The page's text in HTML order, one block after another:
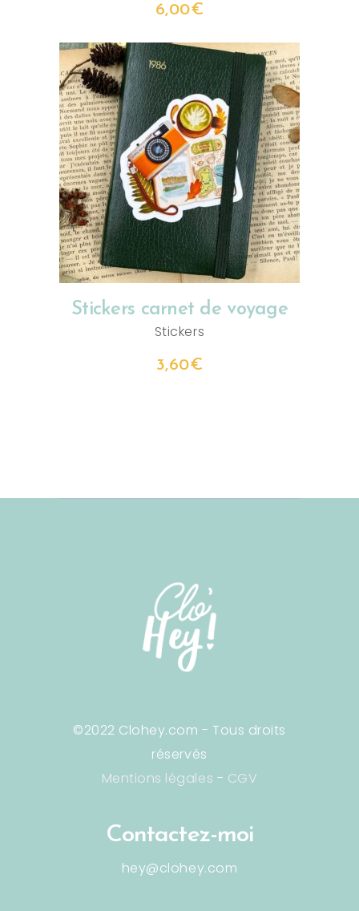
6,00€
AJOUTER AU PANIER
Stickers carnet de voyage
Stickers
3,60€
©2022 Clohey.com - Tous droits
réservés
Mentions légales - CGV
Contactez-moi
hey@clohey.com